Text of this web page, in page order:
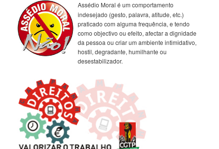
Assédio Moral é um comportamento
indesejado (gesto, palavra, atitude, etc.)
praticado com alguma frequência, e tendo
como objectivo ou efeito, afectar a dignidade
da pessoa ou criar um ambiente intimidativo,
hostil, degradante, humilhante ou
desestabilizador.